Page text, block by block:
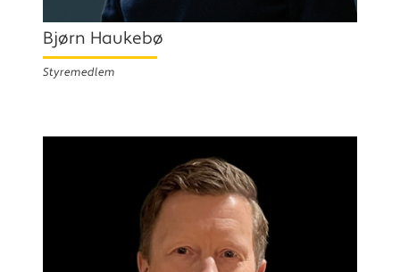
Bjørn Haukebø
Styremedlem